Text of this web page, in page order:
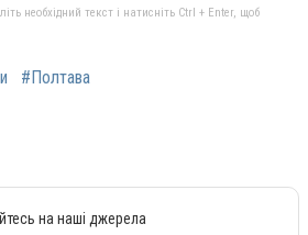
необхідний текст і натисніть Ctrl + Enter, щоб
#Полтава
на наші джерела